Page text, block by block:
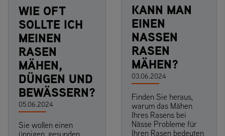
WIE OFT
SOLLTE ICH
MEINEN
RASEN
MÄHEN,
DÜNGEN UND
BEWÄSSERN?
05.06.2024
Sie wollen einen
KANN MAN
EINEN
NASSEN
RASEN
MÄHEN?
03.06.2024
Finden Sie heraus,
warum das Mähen
Ihres Rasens bei
Nässe Probleme für
Ihren Rasen bedeuten